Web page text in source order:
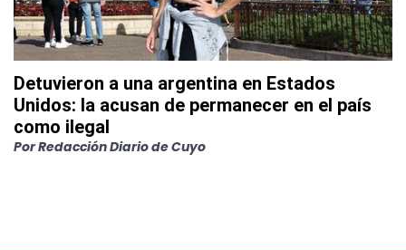
Detuvieron a una argentina en Estados
Unidos: la acusan de permanecer en el país
como ilegal
PorRedacción Diario de Cuyo